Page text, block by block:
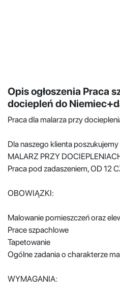
Opis ogłoszenia Praca
dociepleń do
Praca dla malarza przy
Dla naszego klienta
MALARZ PRZY
Praca pod zadaszeniem, OD 12
OBOWIĄZKI:
Malowanie pomieszczeń oraz
Prace szpachlowe
Tapetowanie
Ogólne zadania o charakterze
WYMAGANIA: